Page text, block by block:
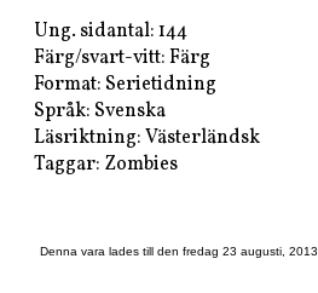
Ung. sidantal: 144
Färg/svart-vitt: Färg
Format: Serietidning
Språk: Svenska
Läsriktning: Västerländsk
Taggar: Zombies
Denna vara lades till den fredag 23 augusti, 2013.